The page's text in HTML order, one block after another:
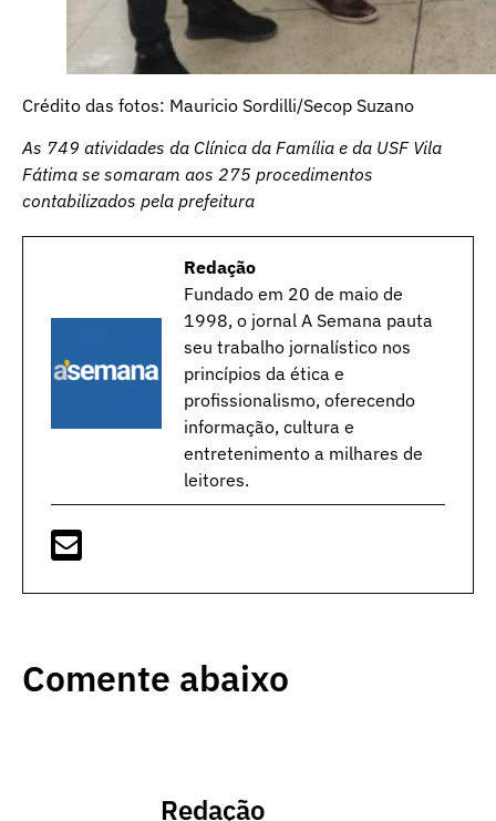
Crédito das fotos: Mauricio Sordilli/Secop Suzano
As 749 atividades da Clínica da Família e da USF Vila
Fátima se somaram aos 275 procedimentos
contabilizados pela prefeitura
Redação
Fundado em 20 de maio de
1998, o jornal A Semana pauta
seu trabalho jornalístico nos
princípios da ética e
profissionalismo, oferecendo
informação, cultura e
entretenimento a milhares de
leitores.
Comente abaixo
Redação